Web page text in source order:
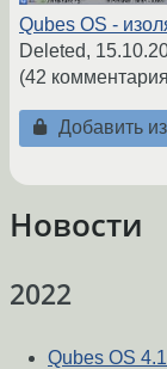
Qubes OS -
Deleted,
(42
Добавить
Новости
2022
Qubes OS